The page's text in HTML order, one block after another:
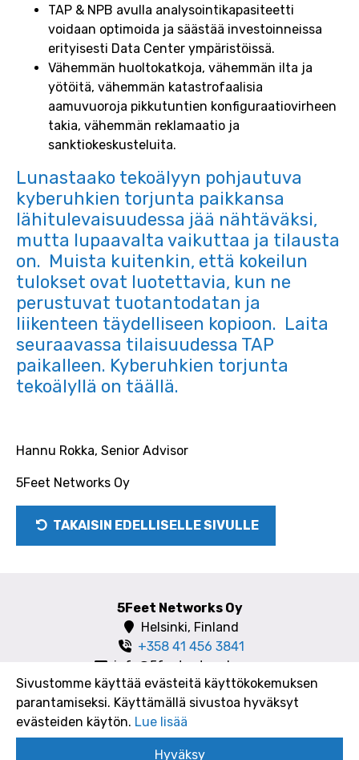
TAP & NPB avulla analysointikapasiteetti
voidaan optimoida ja säästää investoinneissa
erityisesti Data Center ympäristöissä.
Vähemmän huoltokatkoja, vähemmän ilta ja
yötöitä, vähemmän katastrofaalisia
aamuvuoroja pikkutuntien konfiguraatiovirheen
takia, vähemmän reklamaatio ja
sanktiokeskusteluita.
Lunastaako tekoälyyn pohjautuva
kyberuhkien torjunta paikkansa
lähitulevaisuudessa jää nähtäväksi,
mutta lupaavalta vaikuttaa ja tilausta
on. Muista kuitenkin, että kokeilun
tulokset ovat luotettavia, kun ne
perustuvat tuotantodatan ja
liikenteen täydelliseen kopioon. Laita
seuraavassa tilaisuudessa TAP
paikalleen. Kyberuhkien torjunta
tekoälyllä on täällä.
Hannu Rokka, Senior Advisor
5Feet Networks Oy
TAKAISIN EDELLISELLE SIVULLE
5Feet Networks Oy
Helsinki, Finland
+358 41 456 3841
info@5feetnetworks.com
Copyright 2018 5FeetNetworks
Sivustomme käyttää evästeitä käyttökokemuksen
parantamiseksi. Käyttämällä sivustoa hyväksyt
evästeiden käytön. Lue lisää
Hyväksy